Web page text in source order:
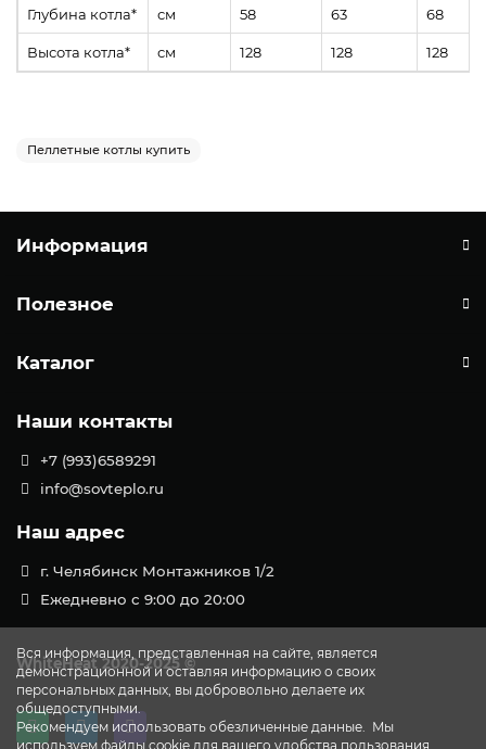
Глубина котла* см 58 63 68
Высота котла* см 128 128 128
Пеллетные котлы купить
Вся информация, представленная на сайте, является
демонстрационной и оставляя информацию о своих
персональных данных, вы добровольно делаете их
общедоступными.
Рекомендуем использовать обезличенные данные. Мы
используем файлы cookie для вашего удобства пользования
Информация
Полезное
Каталог
Наши контакты
+7 (993)6589291
info@sovteplo.ru
Наш адрес
г. Челябинск Монтажников 1/2
Ежедневно с 9:00 до 20:00
WhiteHeat2020-2025 ©